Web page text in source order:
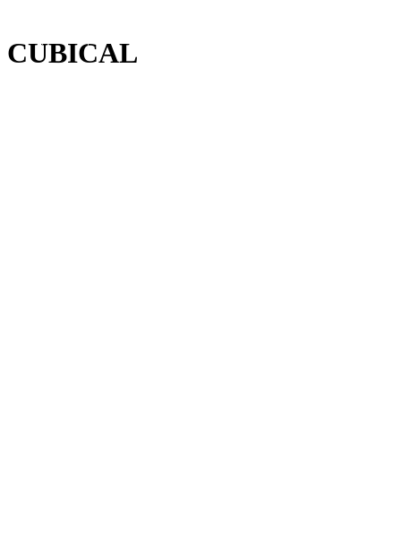
CUBICAL